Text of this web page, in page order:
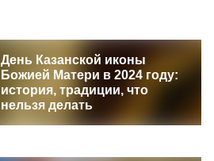
День Казанской иконы
Божией Матери в 2024 году:
история, традиции, что
нельзя делать